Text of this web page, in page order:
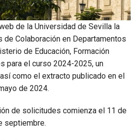
de la Universidad de Sevilla la
de Colaboración en Departamentos
de Educación, Formación
para el curso 2024-2025, un
como el extracto publicado en el
de 2024.
de solicitudes comienza el 11 de
septiembre.